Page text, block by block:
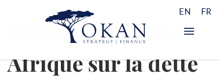
EN FR
Okan dans Jeune
Afrique sur la dette